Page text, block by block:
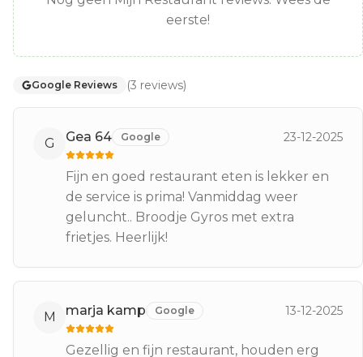
eerste!
Google Reviews (3 reviews)
G Gea 64 Google 23-12-2025
Fijn en goed restaurant eten is lekker en
de service is prima! Vanmiddag weer
geluncht.. Broodje Gyros met extra
frietjes. Heerlijk!
M marja kamp Google 13-12-2025
Gezellig en fijn restaurant, houden erg